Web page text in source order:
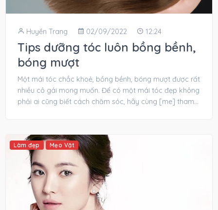
Huyền Trang 02/09/2022 12:24
Tips dưỡng tóc luôn bồng bềnh,
bóng mượt
Một mái tóc chắc khoẻ, bồng bềnh, bóng mượt được rất
nhiều cô gái mong muốn. Để có một mái tóc đẹp không
phải ai cũng biết cách chăm sóc, hãy cùng [me] tham
Làm đẹp Mẹo Vặt